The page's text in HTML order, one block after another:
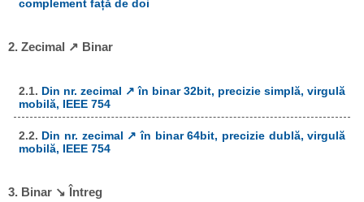
complement față de doi
2. Zecimal ↗ Binar
2.1. Din nr. zecimal ↗ în binar 32bit, precizie simplă, virgulă
mobilă, IEEE 754
2.2. Din nr. zecimal ↗ în binar 64bit, precizie dublă, virgulă
mobilă, IEEE 754
3. Binar ↘ Întreg